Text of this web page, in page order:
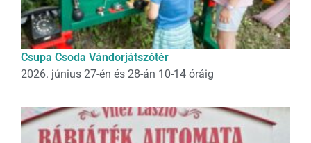
Csupa Csoda Vándorjátszótér
2026. június 27-én és 28-án 10-14 óráig